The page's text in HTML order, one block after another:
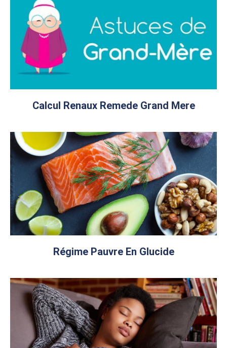
Calcul Renaux Remede Grand Mere
Régime Pauvre En Glucide